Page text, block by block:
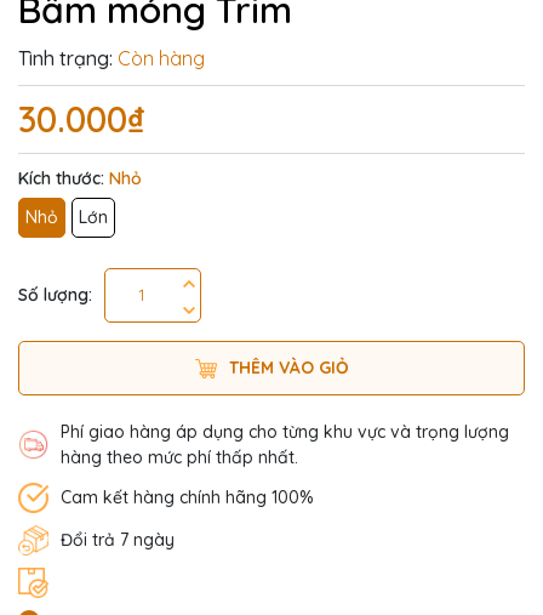
Bấm móng Trim
Tình trạng: Còn hàng
30.000₫
Kích thước: Nhỏ
Nhỏ
Lớn
Số lượng:
THÊM VÀO GIỎ
Phí giao hàng áp dụng cho từng khu vực và trọng lượng
hàng theo mức phí thấp nhất.
Cam kết hàng chính hãng 100%
Đổi trả 7 ngày